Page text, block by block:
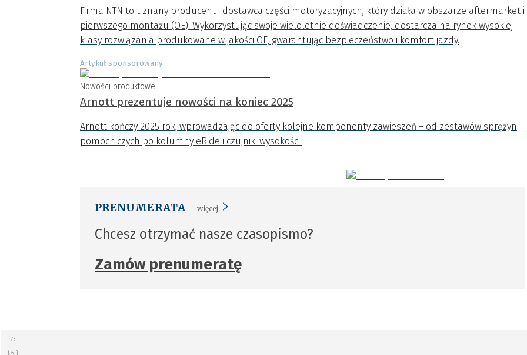
Firma NTN to uznany producent i dostawca części motoryzacyjnych, który działa w obszarze aftermarket i
pierwszego montażu (OE). Wykorzystując swoje wieloletnie doświadczenie, dostarcza na rynek wysokiej
klasy rozwiązania produkowane w jakości OE, gwarantując bezpieczeństwo i komfort jazdy.
Artykuł sponsorowany
Nowości produktowe
Arnott prezentuje nowości na koniec 2025
Arnott kończy 2025 rok, wprowadzając do oferty kolejne komponenty zawieszeń – od zestawów sprężyn
pomocniczych po kolumny eRide i czujniki wysokości.
PRENUMERATA więcej
Chcesz otrzymać nasze czasopismo?
Zamów prenumeratę